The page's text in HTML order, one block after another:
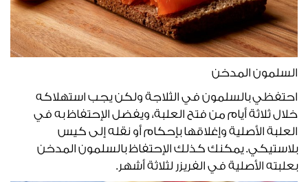
السلمون المدخن
احتفظي بالسلمون في الثلاجة ولكن يجب استهلاكه
خلال ثلاثة أيام من فتح العلبة، ويفضل الإحتفاظ به في
العلبة الأصلية وإغلاقها بإحكام أو نقله إلى كيس
بلاستيكي. يمكنك كذلك الإحتفاظ بالسلمون المدخن
بعلبته الأصلية في الفريزر لثلاثة أشهر.